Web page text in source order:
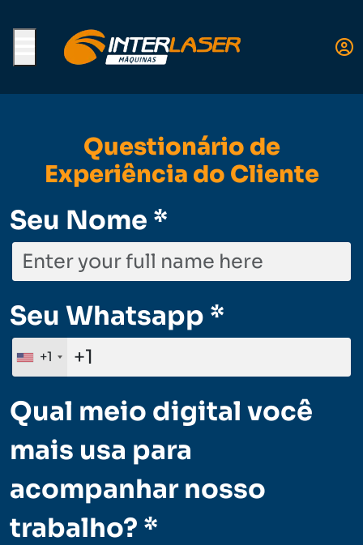
Menu
Questionário de
Experiência do Cliente
Seu Nome *
Seu Whatsapp *
+1
Qual meio digital você
mais usa para
acompanhar nosso
trabalho? *